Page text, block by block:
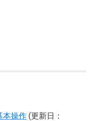
本操作 (更新日：